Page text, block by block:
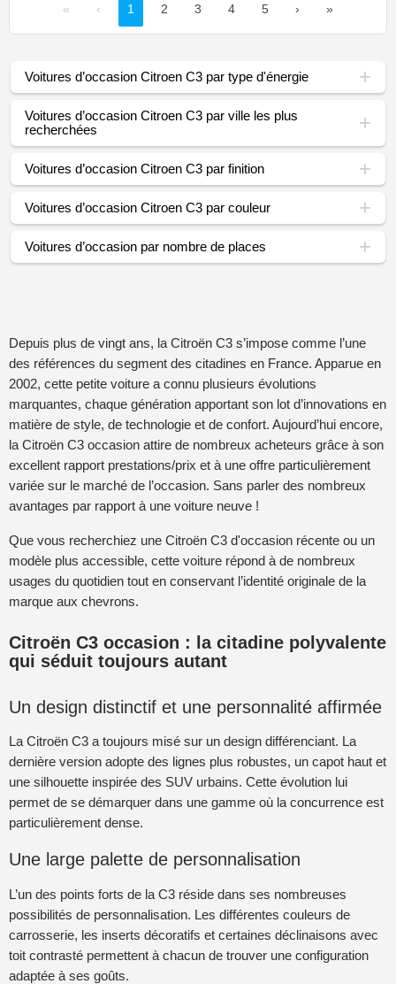
« ‹ 1 2 3 4 5 › »
Voitures d’occasion Citroen C3 par type d'énergie
Voitures d’occasion Citroen C3 par ville les plus
recherchées
Voitures d’occasion Citroen C3 par finition
Voitures d’occasion Citroen C3 par couleur
Voitures d’occasion par nombre de places
Depuis plus de vingt ans, la Citroën C3 s’impose comme l’une
des références du segment des citadines en France. Apparue en
2002, cette petite voiture a connu plusieurs évolutions
marquantes, chaque génération apportant son lot d’innovations en
matière de style, de technologie et de confort. Aujourd’hui encore,
la Citroën C3 occasion attire de nombreux acheteurs grâce à son
excellent rapport prestations/prix et à une offre particulièrement
variée sur le marché de l’occasion. Sans parler des nombreux
avantages par rapport à une voiture neuve !
Que vous recherchiez une Citroën C3 d'occasion récente ou un
modèle plus accessible, cette voiture répond à de nombreux
usages du quotidien tout en conservant l’identité originale de la
marque aux chevrons.
Citroën C3 occasion : la citadine polyvalente
qui séduit toujours autant
Un design distinctif et une personnalité affirmée
La Citroën C3 a toujours misé sur un design différenciant. La
dernière version adopte des lignes plus robustes, un capot haut et
une silhouette inspirée des SUV urbains. Cette évolution lui
permet de se démarquer dans une gamme où la concurrence est
particulièrement dense.
Une large palette de personnalisation
L’un des points forts de la C3 réside dans ses nombreuses
possibilités de personnalisation. Les différentes couleurs de
carrosserie, les inserts décoratifs et certaines déclinaisons avec
toit contrasté permettent à chacun de trouver une configuration
adaptée à ses goûts.